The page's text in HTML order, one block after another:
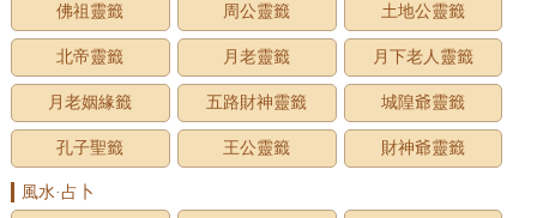
佛祖靈籤 周公靈籤 土地公靈籤
北帝靈籤 月老靈籤 月下老人靈籤
月老姻緣籤 五路財神靈籤 城隍爺靈籤
孔子聖籤 王公靈籤 財神爺靈籤
風水·占卜